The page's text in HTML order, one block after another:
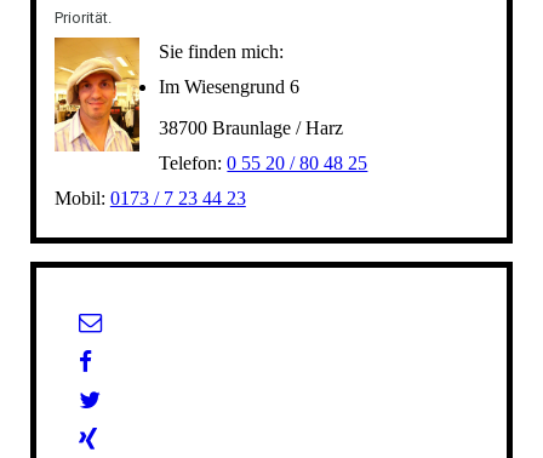
Priorität.
Sie finden mich:
Im Wiesengrund 6
38700 Braunlage / Harz
Telefon:0 55 20 / 80 48 25
Mobil: 0173 / 7 23 44 23